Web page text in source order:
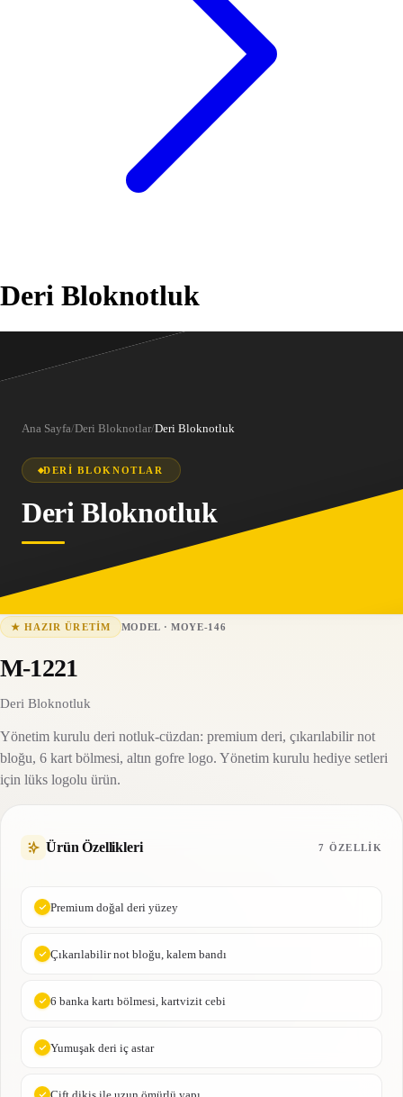
Deri Bloknotluk
Ana Sayfa/Deri Bloknotlar/Deri Bloknotluk
DERI BLOKNOTLAR
Deri Bloknotluk
★HAZIR ÜRETIM MODEL ·MOYE-146
M-1221
Deri Bloknotluk
Yönetim kurulu deri notluk-cüzdan: premium deri, çıkarılabilir not
bloğu, 6 kart bölmesi, altın gofre logo. Yönetim kurulu hediye setleri
için lüks logolu ürün.
Ürün Özellikleri 7 ÖZELLIK
Premium doğal deri yüzey
Çıkarılabilir not bloğu, kalem bandı
6 banka kartı bölmesi, kartvizit cebi
Yumuşak deri iç astar